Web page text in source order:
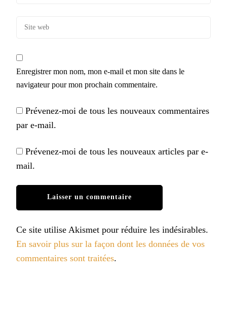
Enregistrer mon nom, mon e-mail et mon site dans le
navigateur pour mon prochain commentaire.
Prévenez-moi de tous les nouveaux commentaires
par e-mail.
Prévenez-moi de tous les nouveaux articles par e-
mail.
Ce site utilise Akismet pour réduire les indésirables.
En savoir plus sur la façon dont les données de vos
commentaires sont traitées.